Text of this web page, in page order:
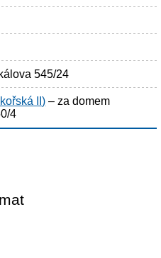
545/24
II) – za domem
4